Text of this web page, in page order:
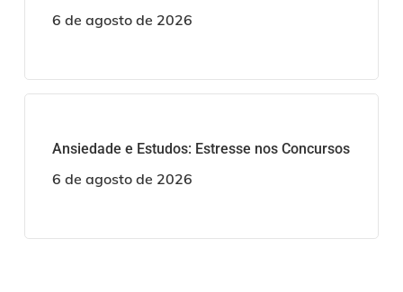
6 de agosto de 2026
Ansiedade e Estudos: Estresse nos Concursos
6 de agosto de 2026